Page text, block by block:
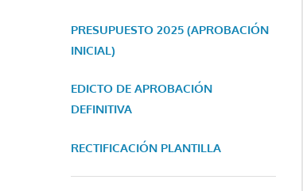
PRESUPUESTO 2025 (APROBACIÓN
INICIAL)
EDICTO DE APROBACIÓN
DEFINITIVA
RECTIFICACIÓN PLANTILLA